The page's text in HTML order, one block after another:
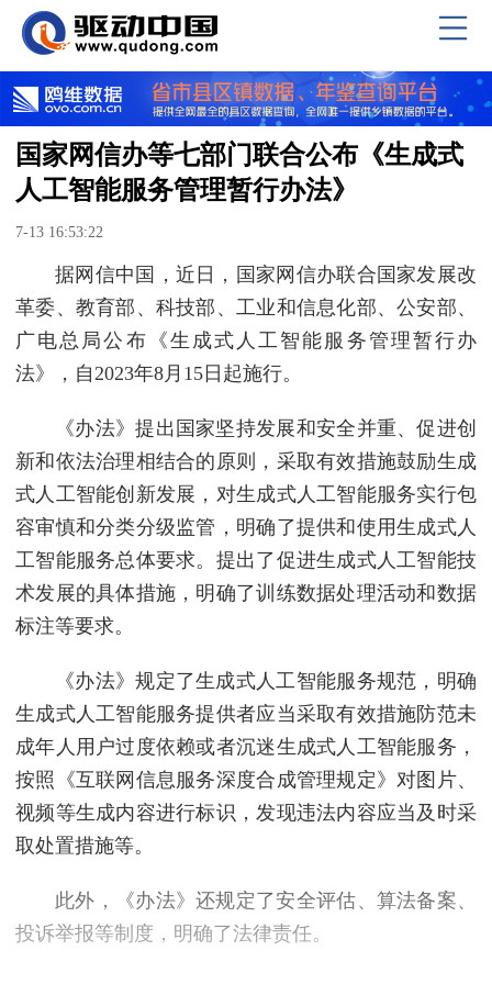
国家网信办等七部门联合公布《生成式
人工智能服务管理暂行办法》
7-13 16:53:22
据网信中国，近日，国家网信办联合国家发展改
革委、教育部、科技部、工业和信息化部、公安部、
广电总局公布《生成式人工智能服务管理暂行办
法》，自2023年8月15日起施行。
《办法》提出国家坚持发展和安全并重、促进创
新和依法治理相结合的原则，采取有效措施鼓励生成
式人工智能创新发展，对生成式人工智能服务实行包
容审慎和分类分级监管，明确了提供和使用生成式人
工智能服务总体要求。提出了促进生成式人工智能技
术发展的具体措施，明确了训练数据处理活动和数据
标注等要求。
《办法》规定了生成式人工智能服务规范，明确
生成式人工智能服务提供者应当采取有效措施防范未
成年人用户过度依赖或者沉迷生成式人工智能服务，
按照《互联网信息服务深度合成管理规定》对图片、
视频等生成内容进行标识，发现违法内容应当及时采
取处置措施等。
此外，《办法》还规定了安全评估、算法备案、
投诉举报等制度，明确了法律责任。